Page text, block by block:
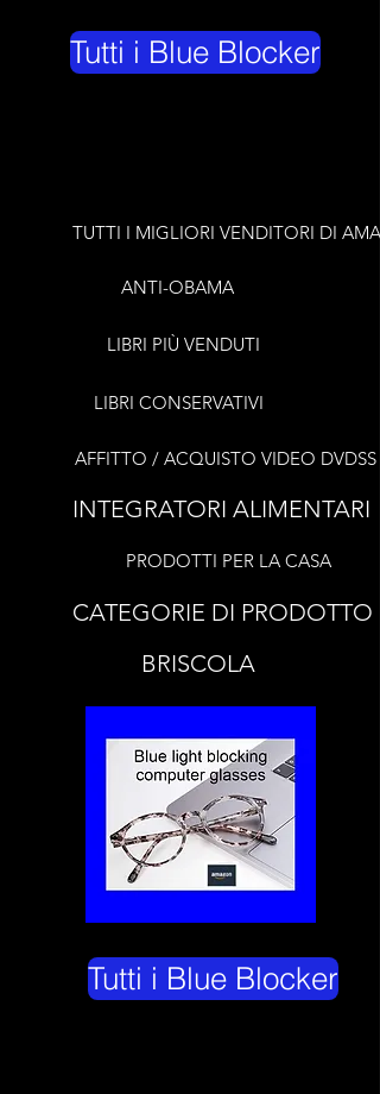
Tutti i Blue Blocker
TUTTI I MIGLIORI VENDITORI DI
ANTI-OBAMA
LIBRI PIÙ VENDUTI
LIBRI CONSERVATIVI
AFFITTO / ACQUISTO VIDEO DVDSS
INTEGRATORI ALIMENTARI
PRODOTTI PER LA CASA
CATEGORIE DI PRODOTTO
BRISCOLA
Tutti i Blue Blocker